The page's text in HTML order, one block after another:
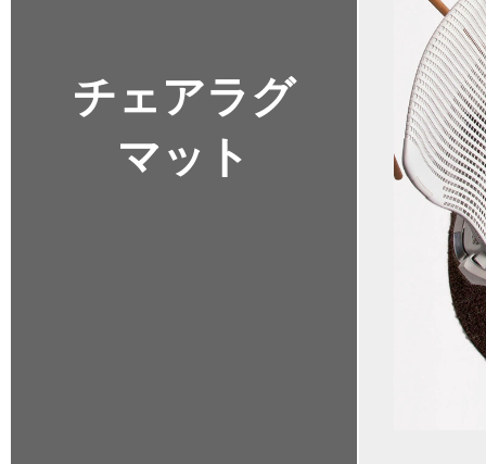
チェアラグ
マット